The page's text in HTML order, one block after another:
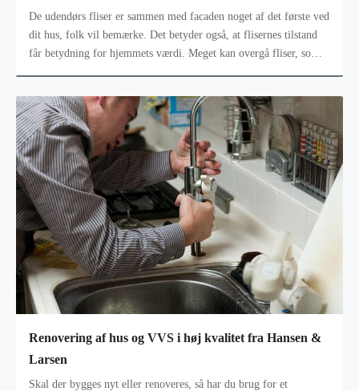
De udendørs fliser er sammen med facaden noget af det første ved
dit hus, folk vil bemærke. Det betyder også, at flisernes tilstand
får betydning for hjemmets værdi. Meget kan overgå fliser, som
Renovering af hus og VVS i høj kvalitet fra Hansen &
Larsen
Skal der bygges nyt eller renoveres, så har du brug for et